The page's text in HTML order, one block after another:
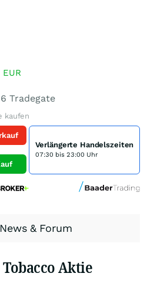
EUR
Tradegate
kaufen
Verlängerte Handelszeiten
07:30 bis 23:00 Uhr
& Forum
Aktie